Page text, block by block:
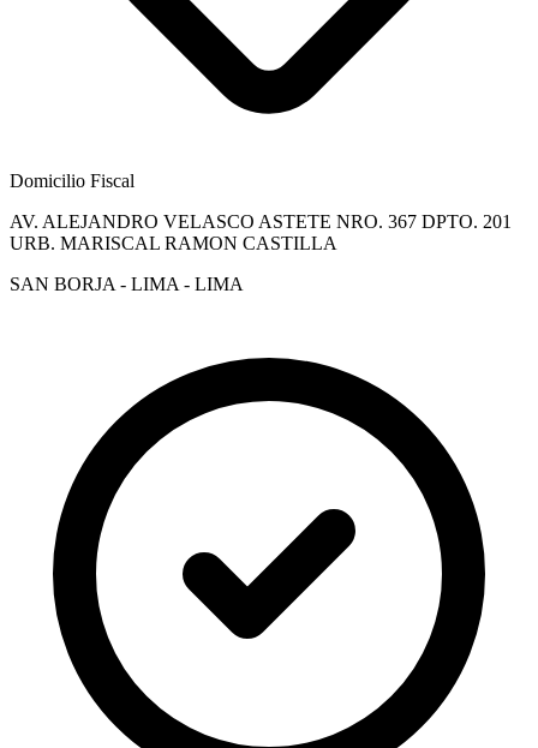
Domicilio Fiscal
AV. ALEJANDRO VELASCO ASTETE NRO. 367 DPTO. 201
URB. MARISCAL RAMON CASTILLA
SAN BORJA - LIMA - LIMA